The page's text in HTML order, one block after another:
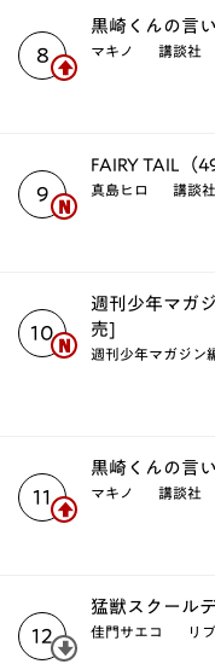
8
黒崎くんの言
マキノ 講談社
9
FAIRY TAIL（
真島ヒロ 講談社
10
週刊少年マガ
売]
週刊少年マガジン
11
黒崎くんの言
マキノ 講談社
12
猛獣スクール
佳門サエコ リ